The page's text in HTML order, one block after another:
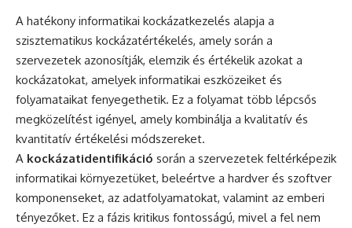
A hatékony informatikai kockázatkezelés alapja a
szisztematikus kockázatértékelés, amely során a
szervezetek azonosítják, elemzik és értékelik azokat a
kockázatokat, amelyek informatikai eszközeiket és
folyamataikat fenyegethetik. Ez a folyamat több lépcsős
megközelítést igényel, amely kombinálja a kvalitatív és
kvantitatív értékelési módszereket.
A kockázatidentifikáció során a szervezetek feltérképezik
informatikai környezetüket, beleértve a hardver és szoftver
komponenseket, az adatfolyamatokat, valamint az emberi
tényezőket. Ez a fázis kritikus fontosságú, mivel a fel nem